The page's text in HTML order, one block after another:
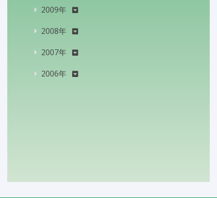
2009年
2008年
2007年
2006年